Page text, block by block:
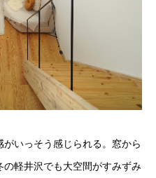
いっそう感じられる。窓から
軽井沢でも大空間がすみずみ